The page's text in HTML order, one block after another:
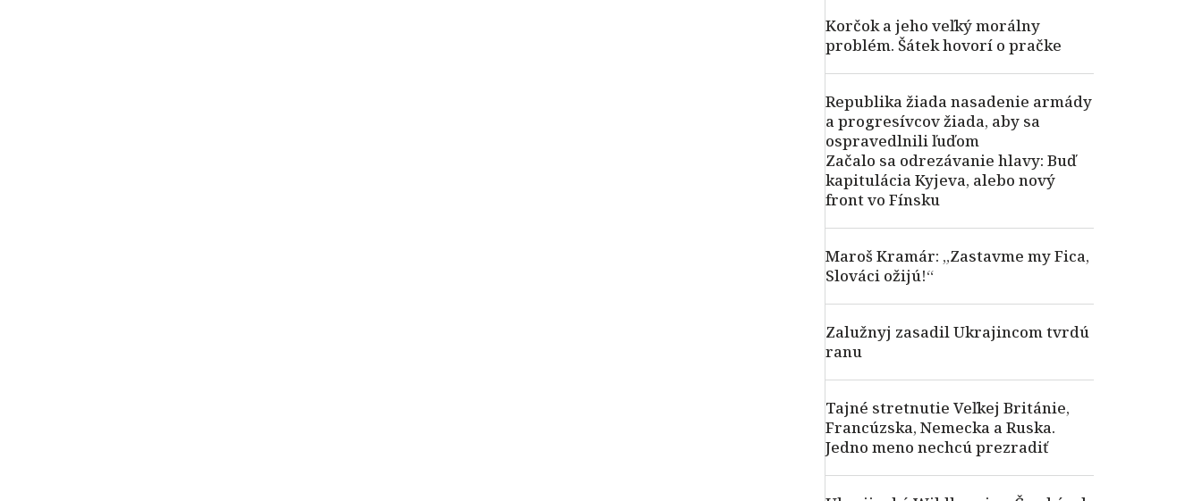
Korčok a jeho veľký morálny
problém. Šátek hovorí o pračke
Republika žiada nasadenie armády
a progresívcov žiada, aby sa
ospravedlnili ľuďom
Začalo sa odrezávanie hlavy: Buď
kapitulácia Kyjeva, alebo nový
front vo Fínsku
Maroš Kramár: „Zastavme my Fica,
Slováci ožijú!“
Zalužnyj zasadil Ukrajincom tvrdú
ranu
Tajné stretnutie Veľkej Británie,
Francúzska, Nemecka a Ruska.
Jedno meno nechcú prezradiť